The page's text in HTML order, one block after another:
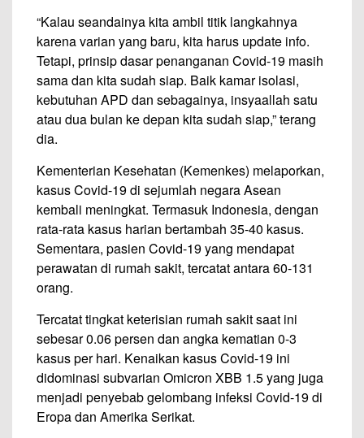
“Kalau seandainya kita ambil titik langkahnya
karena varian yang baru, kita harus update info.
Tetapi, prinsip dasar penanganan Covid-19 masih
sama dan kita sudah siap. Baik kamar isolasi,
kebutuhan APD dan sebagainya, insyaallah satu
atau dua bulan ke depan kita sudah siap,” terang
dia.
Kementerian Kesehatan (Kemenkes) melaporkan,
kasus Covid-19 di sejumlah negara Asean
kembali meningkat. Termasuk Indonesia, dengan
rata-rata kasus harian bertambah 35-40 kasus.
Sementara, pasien Covid-19 yang mendapat
perawatan di rumah sakit, tercatat antara 60-131
orang.
Tercatat tingkat keterisian rumah sakit saat ini
sebesar 0.06 persen dan angka kematian 0-3
kasus per hari. Kenaikan kasus Covid-19 ini
didominasi subvarian Omicron XBB 1.5 yang juga
menjadi penyebab gelombang infeksi Covid-19 di
Eropa dan Amerika Serikat.